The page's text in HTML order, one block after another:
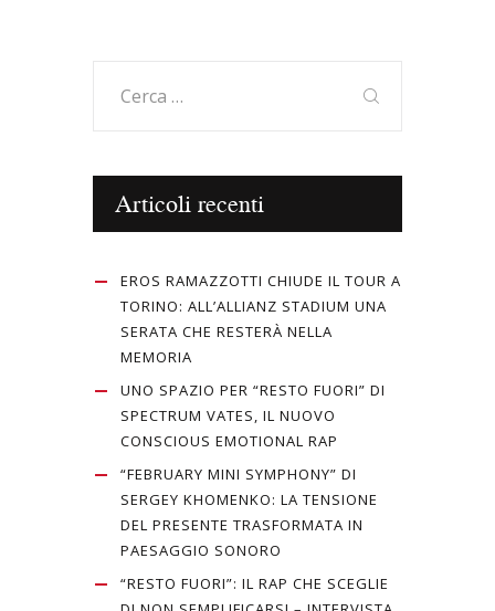
per:
Articoli recenti
EROS RAMAZZOTTI CHIUDE IL TOUR A
TORINO: ALL’ALLIANZ STADIUM UNA
SERATA CHE RESTERÀ NELLA
MEMORIA
UNO SPAZIO PER “RESTO FUORI” DI
SPECTRUM VATES, IL NUOVO
CONSCIOUS EMOTIONAL RAP
“FEBRUARY MINI SYMPHONY” DI
SERGEY KHOMENKO: LA TENSIONE
DEL PRESENTE TRASFORMATA IN
PAESAGGIO SONORO
“RESTO FUORI”: IL RAP CHE SCEGLIE